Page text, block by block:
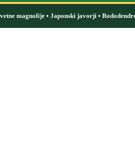
magnolije • Japonski javorji •